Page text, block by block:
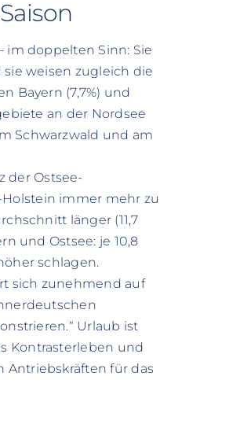
doppelten Sinn: Sie
weisen zugleich die
Bayern (7,7%) und
an der Nordsee
Schwarzwald und am
der Ostsee-
immer mehr zu
länger (11,7
und Ostsee: je 10,8
schlagen.
sich zunehmend auf
Urlaub ist
Kontrasterleben und
Antriebskräften für das